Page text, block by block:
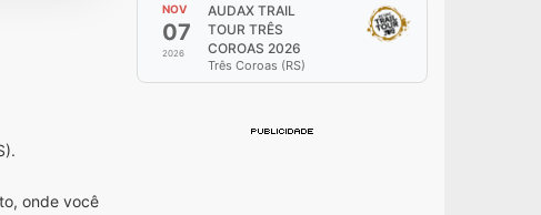
onde você
NOV
07
2026
AUDAX TRAIL
TOUR TRÊS
COROAS 2026
Três Coroas (RS)